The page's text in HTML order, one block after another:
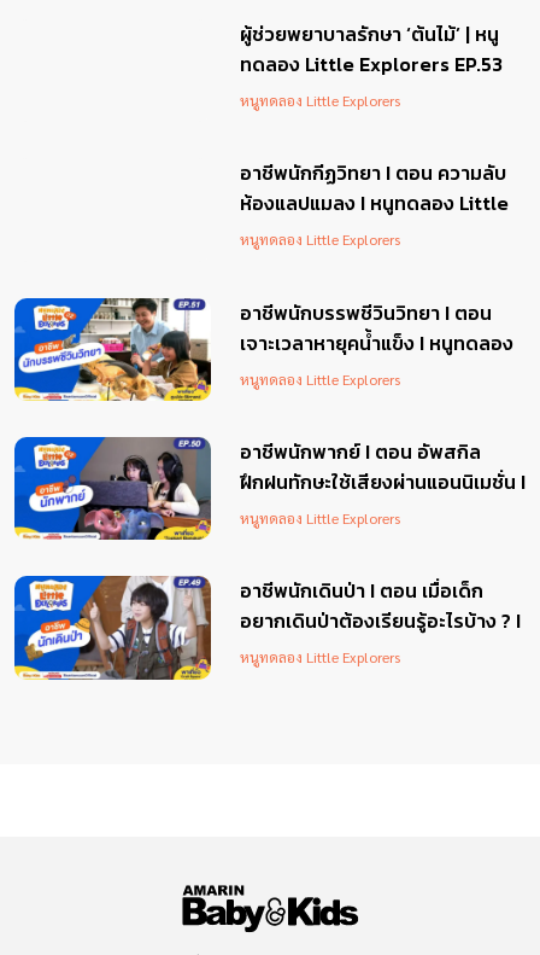
ผู้ช่วยพยาบาลรักษา ‘ต้นไม้’ | หนู
ทดลอง Little Explorers EP.53
หนูทดลอง Little Explorers
อาชีพนักกีฏวิทยา I ตอน ความลับ
ห้องแลปแมลง I หนูทดลอง Little
Explorers EP.52
หนูทดลอง Little Explorers
อาชีพนักบรรพชีวินวิทยา I ตอน
เจาะเวลาหายุคน้ำแข็ง I หนูทดลอง
Little Explorers EP.51
หนูทดลอง Little Explorers
อาชีพนักพากย์ I ตอน อัพสกิล
ฝึกฝนทักษะใช้เสียงผ่านแอนนิเมชั่น I
หนูทดลอง Little Explorers
หนูทดลอง Little Explorers
อาชีพนักเดินป่า I ตอน เมื่อเด็ก
อยากเดินป่าต้องเรียนรู้อะไรบ้าง ? I
หนูทดลอง Little Explorers
หนูทดลอง Little Explorers